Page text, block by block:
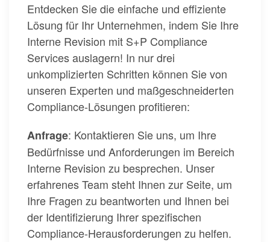
Entdecken Sie die einfache und effiziente
Lösung für Ihr Unternehmen, indem Sie Ihre
Interne Revision mit S+P Compliance
Services auslagern! In nur drei
unkomplizierten Schritten können Sie von
unseren Experten und maßgeschneiderten
Compliance-Lösungen profitieren:
Anfrage: Kontaktieren Sie uns, um Ihre
Bedürfnisse und Anforderungen im Bereich
Interne Revision zu besprechen. Unser
erfahrenes Team steht Ihnen zur Seite, um
Ihre Fragen zu beantworten und Ihnen bei
der Identifizierung Ihrer spezifischen
Compliance-Herausforderungen zu helfen.